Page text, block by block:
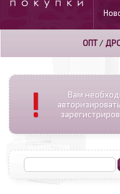
ОПТ/
!
Вам